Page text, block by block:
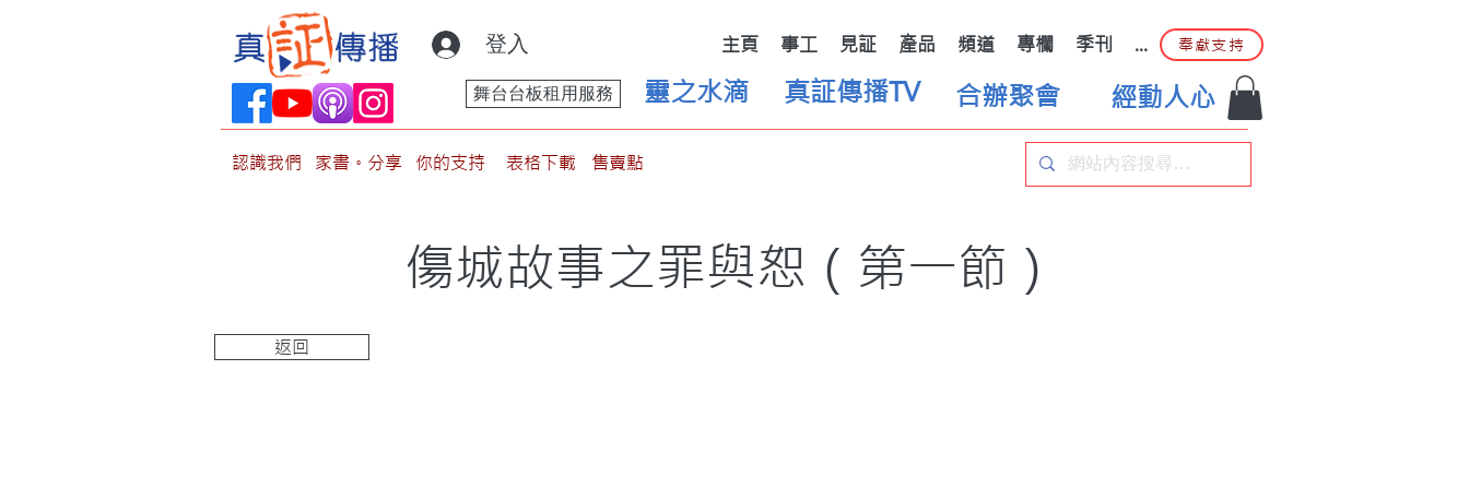
登入 主頁 事工 見証 產品 頻道 專欄 季刊 ... 奉獻支持
靈之水滴
舞台台板租用服務 真証傳播TV 合辦聚會 經動人心
認識我們 家書。分享 你的支持 表格下載 售賣點
傷城故事之罪與恕（第一節）
返回